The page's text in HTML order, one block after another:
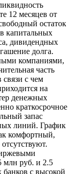
12 месяцев от
остаток
капитальных
дивидендных
долга.
компаниями,
часть
связи с чем
на
денежных
краткосрочное
запас
линий. График
комфортный,
млн руб. и 2.5
с высокой